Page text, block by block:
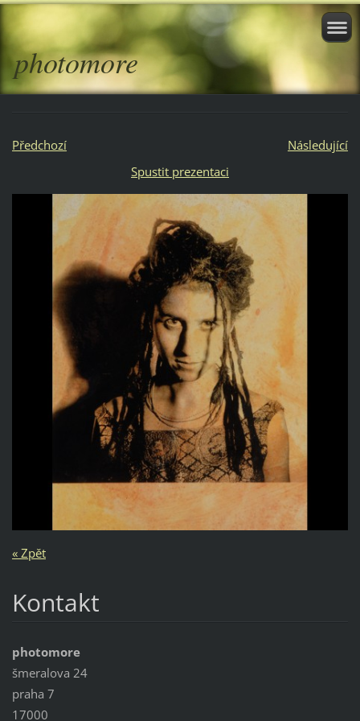
photomore
Předchozí
Následující
Spustit prezentaci
« Zpět
Kontakt
photomore
šmeralova 24
praha 7
17000